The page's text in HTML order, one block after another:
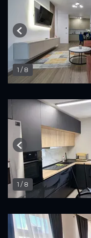
1 /8
Previous
1 /8
Previous